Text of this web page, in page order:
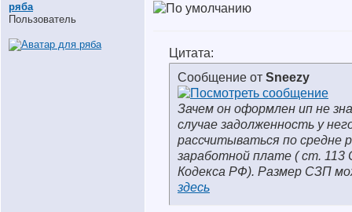
ряба
Пользователь
Цитата:
Сообщение от Sneezy
Зачем он оформлен ип не
случае задолженность у
рассчитываться по средне
заработной плате ( ст. 113
Кодекса РФ). Размер СЗП
здесь